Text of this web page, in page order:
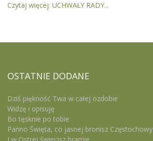
Czytaj więcej: UCHWAŁY RADY...
OSTATNIE DODANE
Dziś piękność Twa w całej ozdobie
Widzę i opisuję
Bo tęsknie po tobie
Panno Święta, co jasnej bronisz Częstochowy